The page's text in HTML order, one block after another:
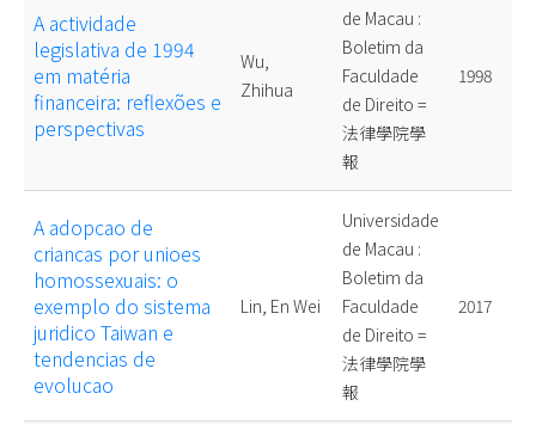
A actividade
legislativa de 1994
em matéria
financeira: reflexões e
perspectivas
Wu,
Zhihua
de Macau :
Boletim da
Faculdade
de Direito =
法律學院學
報
1998
A adopcao de
criancas por unioes
homossexuais: o
exemplo do sistema
juridico Taiwan e
tendencias de
evolucao
Lin, En Wei
Universidade
de Macau :
Boletim da
Faculdade
de Direito =
法律學院學
報
2017